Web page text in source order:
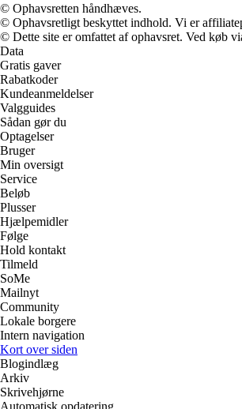
© Ophavsretten håndhæves.
© Ophavsretligt beskyttet indhold. Vi er
© Dette site er omfattet af ophavsret. Ved køb
Data
Gratis gaver
Rabatkoder
Kundeanmeldelser
Valgguides
Sådan gør du
Optagelser
Bruger
Min oversigt
Service
Beløb
Plusser
Hjælpemidler
Følge
Hold kontakt
Tilmeld
SoMe
Mailnyt
Community
Lokale borgere
Intern navigation
Kort over siden
Blogindlæg
Arkiv
Skrivehjørne
Automatisk opdatering